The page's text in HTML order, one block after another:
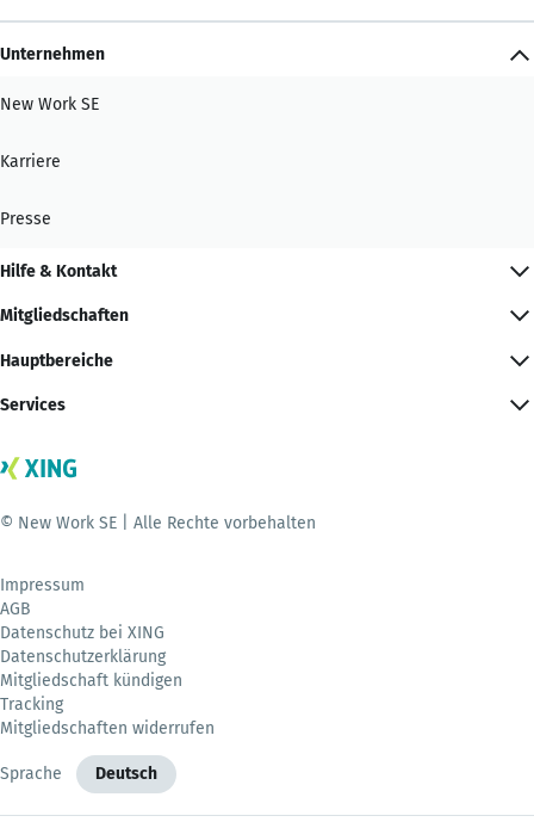
Unternehmen
New Work SE
Karriere
Presse
Hilfe & Kontakt
Mitgliedschaften
Hauptbereiche
Services
© New Work SE | Alle Rechte vorbehalten
Impressum
AGB
Datenschutz bei XING
Datenschutzerklärung
Mitgliedschaft kündigen
Tracking
Mitgliedschaften widerrufen
Sprache Deutsch